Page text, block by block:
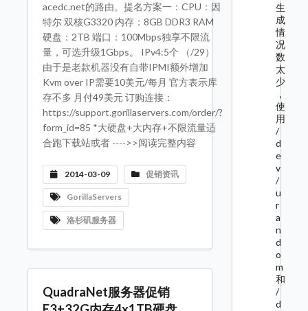
acedc.net的路由。提名方案一：CPU：因
特尔 双核G3320 内存：8GB DDR3 RAM
硬盘：2TB 端口：100Mbps独享不限流
量，可选升级1Gbps。 IPv4:5个 （/29）
由于是老款机器没有自带IPMI额外增加
Kvm over IP需要10美元/每月 官方表示库
存不多 月付49美元 订购连接：
https://support.gorillaservers.com/order/?
form_id=85 *大硬盘+大内存+不限流量适
合跑下载站或者 ---->>阅读完整内容
2014-03-09 促销资讯
GorillaServers
洛杉矶服务器
QuadraNet服务器促销
生
成
情
况
数
太
少
，
使
用
/
d
e
v
/
u
r
a
n
d
o
m
和
/
d